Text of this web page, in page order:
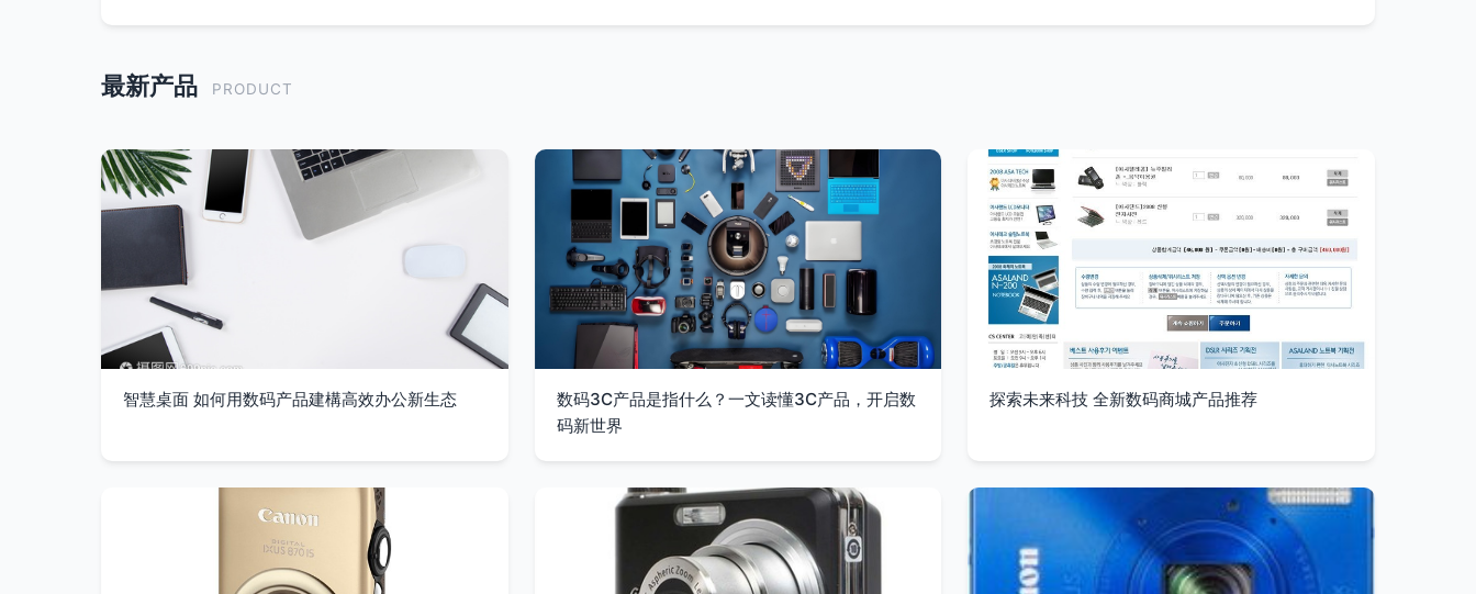
最新产品 PRODUCT
智慧桌面 如何用数码产品建構高效办公新生态
数码3C产品是指什么？一文读懂3C产品，开启数
码新世界
探索未来科技 全新数码商城产品推荐